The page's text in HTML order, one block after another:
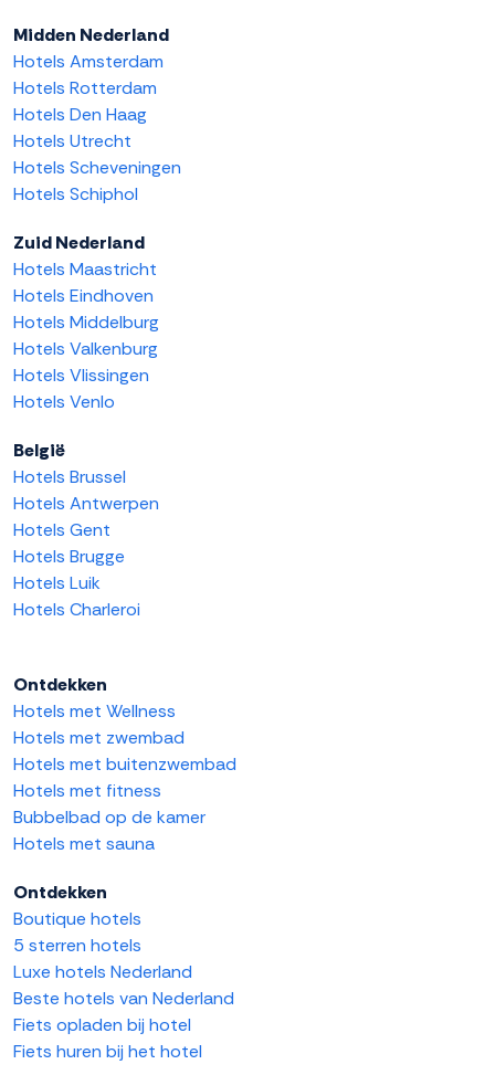
Midden Nederland
Hotels Amsterdam
Hotels Rotterdam
Hotels Den Haag
Hotels Utrecht
Hotels Scheveningen
Hotels Schiphol
Zuid Nederland
Hotels Maastricht
Hotels Eindhoven
Hotels Middelburg
Hotels Valkenburg
Hotels Vlissingen
Hotels Venlo
België
Hotels Brussel
Hotels Antwerpen
Hotels Gent
Hotels Brugge
Hotels Luik
Hotels Charleroi
Ontdekken
Hotels met Wellness
Hotels met zwembad
Hotels met buitenzwembad
Hotels met fitness
Bubbelbad op de kamer
Hotels met sauna
Ontdekken
Boutique hotels
5 sterren hotels
Luxe hotels Nederland
Beste hotels van Nederland
Fiets opladen bij hotel
Fiets huren bij het hotel